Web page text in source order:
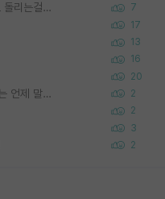
왜 후배가 못하는걸 교수님은 내 책임으로 돌리는걸까요? 7
17
13
16
20
타대학원 컨텍 준비중인데, 지도교수님께는 언제 말씀드려야 할까요? 2
2
3
2